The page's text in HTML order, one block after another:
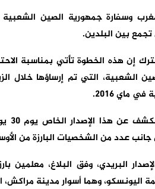
وسفارة جمهورية الصين
تجمع بين البلدين.
إن هذه الخطوة تأتي بمناسبة
الشعبية، التي تم إرساؤها خلال
ماي 2016.
جانب عدد من الشخصيات البارزة من
البريدي، وفق البلاغ، معلمين
اليونسكو، وهما أسوار مدينة